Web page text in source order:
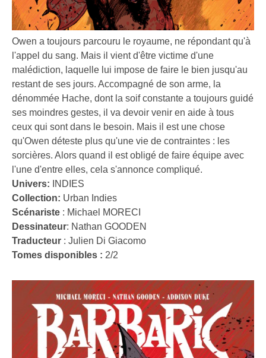
Owen a toujours parcouru le royaume, ne répondant qu'à
l'appel du sang. Mais il vient d'être victime d'une
malédiction, laquelle lui impose de faire le bien jusqu'au
restant de ses jours. Accompagné de son arme, la
dénommée Hache, dont la soif constante a toujours guidé
ses moindres gestes, il va devoir venir en aide à tous
ceux qui sont dans le besoin. Mais il est une chose
qu'Owen déteste plus qu'une vie de contraintes : les
sorcières. Alors quand il est obligé de faire équipe avec
l'une d'entre elles, cela s'annonce compliqué.
Univers:
INDIES
Collection: Urban Indies
Scénariste : Michael MORECI
Dessinateur: Nathan GOODEN
Traducteur : Julien Di Giacomo
Tomes disponibles : 2/2